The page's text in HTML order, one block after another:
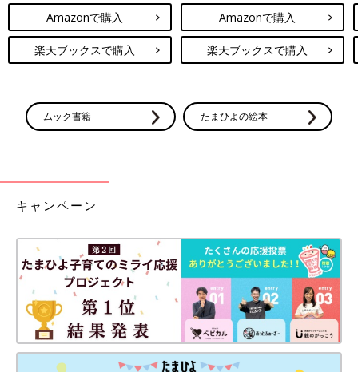
Amazonで購入
楽天ブックスで購入
Amazonで購入
楽天ブックスで購入
ムック書籍 たまひよの絵本
キャンペーン